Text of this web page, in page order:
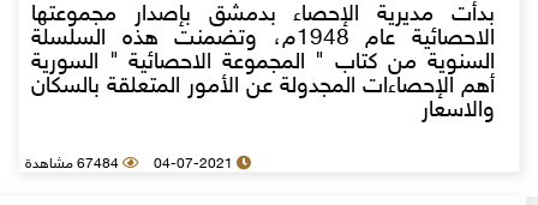
بدأت مديرية الإحصاء بدمشق بإصدار مجموعتها
الاحصائية عام 1948م، وتضمنت هذه السلسلة
السنوية من كتاب " المجموعة الاحصائية " السورية
أهم الإحصاءات المجدولة عن الأمور المتعلقة بالسكان
والاسعار
04-07-2021 67484 مشاهدة